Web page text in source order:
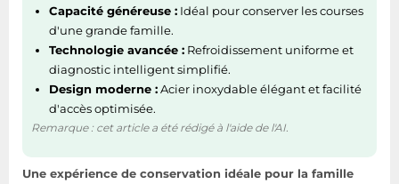
Capacité généreuse : Idéal pour conserver les courses
d'une grande famille.
Technologie avancée : Refroidissement uniforme et
diagnostic intelligent simplifié.
Design moderne :Acier inoxydable élégant et facilité
d'accès optimisée.
Remarque : cet article a été rédigé à l'aide de l'AI.
Une expérience de conservation idéale pour la famille